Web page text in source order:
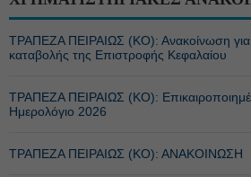
ΤΡΑΠΕΖΑ ΠΕΙΡΑΙΩΣ (ΚΟ): Ανακοίνωση για
καταβολής της Επιστροφής Κεφαλαίου
ΤΡΑΠΕΖΑ ΠΕΙΡΑΙΩΣ (ΚΟ):
Ημερολόγιο 2026
ΤΡΑΠΕΖΑ ΠΕΙΡΑΙΩΣ (ΚΟ): ΑΝΑΚΟΙΝΩΣΗ